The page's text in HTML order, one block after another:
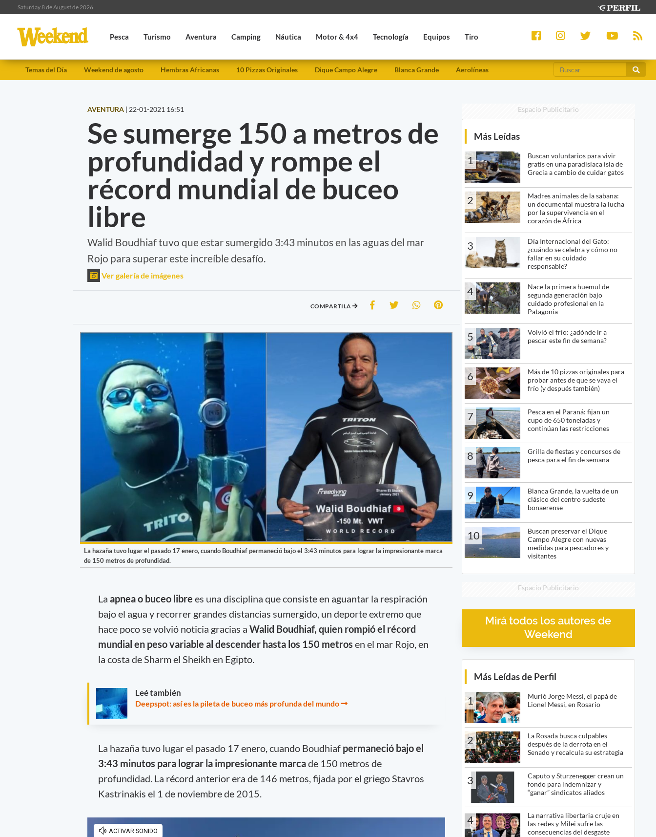
Saturday 8 de August de 2026
Pesca Turismo Aventura Camping Náutica Motor & 4x4 Tecnología Equipos Tiro
Temas del Día Weekend de agosto Hembras Africanas 10 Pizzas Originales Dique Campo Alegre Blanca Grande Aerolíneas
AVENTURA | 22-01-2021 16:51
Se sumerge 150 a metros de
profundidad y rompe el
récord mundial de buceo
libre
Walid Boudhiaf tuvo que estar sumergido 3:43 minutos en las aguas del mar
Rojo para superar este increíble desafío.
Ver galería de imágenes
COMPARTILA
La hazaña tuvo lugar el pasado 17 enero, cuando Boudhiaf permaneció bajo el 3:43 minutos para lograr la impresionante marca
de 150 metros de profundidad.
La apnea o buceo libre es una disciplina que consiste en aguantar la respiración
bajo el agua y recorrer grandes distancias sumergido, un deporte extremo que
hace poco se volvió noticia gracias a Walid Boudhiaf, quien rompió el récord
mundial en peso variable al descender hasta los 150 metros en el mar Rojo, en
la costa de Sharm el Sheikh en Egipto.
Leé también
Deepspot: así es la pileta de buceo más profunda del mundo
La hazaña tuvo lugar el pasado 17 enero, cuando Boudhiaf permaneció bajo el
3:43 minutos para lograr la impresionante marcade 150 metros de
profundidad. La récord anterior era de 146 metros, fijada por el griego Stavros
Kastrinakis el 1 de noviembre de 2015.
Espacio Publicitario
Más Leídas
1
Buscan voluntarios para vivir
gratis en una paradisíaca isla de
Grecia a cambio de cuidar gatos
2
Madres animales de la sabana:
un documental muestra la lucha
por la supervivencia en el
corazón de África
3
Día Internacional del Gato:
¿cuándo se celebra y cómo no
fallar en su cuidado
responsable?
4
Nace la primera huemul de
segunda generación bajo
cuidado profesional en la
Patagonia
5
Volvió el frío: ¿adónde ir a
pescar este fin de semana?
6
Más de 10 pizzas originales para
probar antes de que se vaya el
frío (y después también)
7
Pesca en el Paraná: fijan un
cupo de 650 toneladas y
continúan las restricciones
8
Grilla de fiestas y concursos de
pesca para el fin de semana
9
Blanca Grande, la vuelta de un
clásico del centro sudeste
bonaerense
10
Buscan preservar el Dique
Campo Alegre con nuevas
medidas para pescadores y
visitantes
Espacio Publicitario
Mirá todos los autores de
Weekend
Más Leídas de Perfil
1
Murió Jorge Messi, el papá de
Lionel Messi, en Rosario
2
La Rosada busca culpables
después de la derrota en el
Senado y recalcula su estrategia
3
Caputo y Sturzenegger crean un
fondo para indemnizar y
“ganar” sindicatos aliados
4
La narrativa libertaria cruje en
las redes y Milei sufre las
consecuencias del desgaste